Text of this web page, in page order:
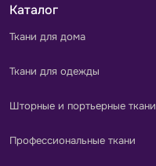
Каталог
Ткани для дома
Ткани для одежды
Шторные и портьерные ткани
Профессиональные ткани